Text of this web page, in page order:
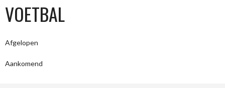
VOETBAL
Afgelopen
Aankomend